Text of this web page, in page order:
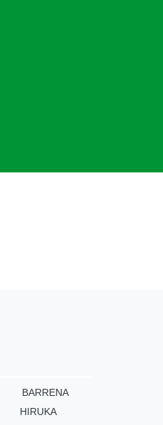
BARRENA
HIRUKA